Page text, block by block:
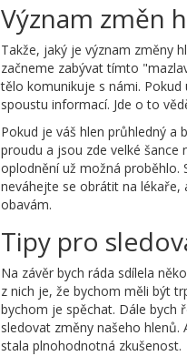
Význam změn
Takže, jaký je význam změny
začneme zabývat tímto
tělo komunikuje s námi.
spoustu informací. Jde o to
Pokud je váš hlen průhledný a
proudu a jsou zde velké šance
oplodnění už možná
neváhejte se obrátit na
obavám.
Tipy pro
Na závěr bych ráda sdílela
z nich je, že bychom měli být
bychom je spěchat. Dále bych
sledovat změny našeho
stala plnohodnotná zkušenost.